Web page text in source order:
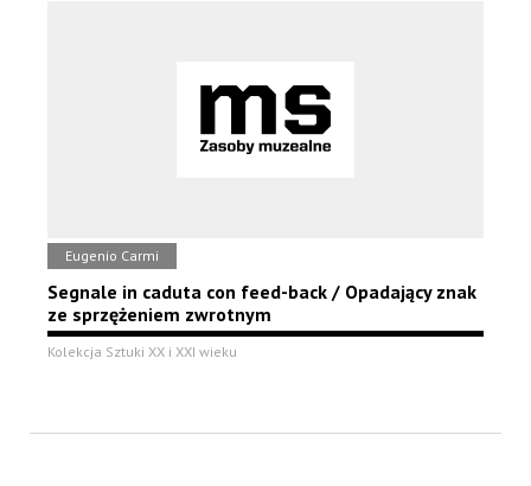
Eugenio Carmi
Segnale in caduta con feed-back / Opadający znak
ze sprzężeniem zwrotnym
Kolekcja Sztuki XX i XXI wieku